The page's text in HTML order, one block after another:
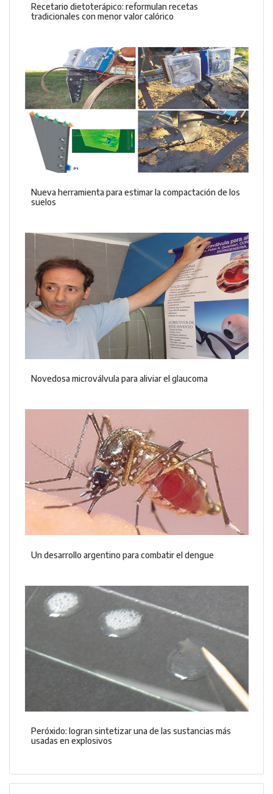
Recetario dietoterápico: reformulan recetas
tradicionales con menor valor calórico
Nueva herramienta para estimar la compactación de los
suelos
Novedosa microválvula para aliviar el glaucoma
Un desarrollo argentino para combatir el dengue
Peróxido: logran sintetizar una de las sustancias más
usadas en explosivos